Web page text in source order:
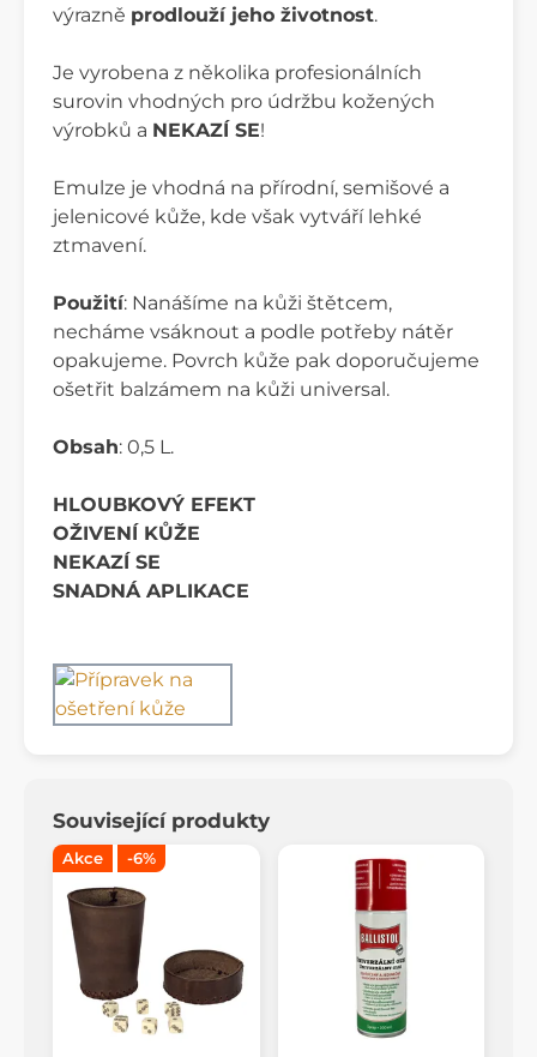
výrazně prodlouží jeho životnost.
Je vyrobena z několika profesionálních
surovin vhodných pro údržbu kožených
výrobků a NEKAZÍ SE!
Emulze je vhodná na přírodní, semišové a
jelenicové kůže, kde však vytváří lehké
ztmavení.
Použití: Nanášíme na kůži štětcem,
necháme vsáknout a podle potřeby nátěr
opakujeme. Povrch kůže pak doporučujeme
ošetřit balzámem na kůži universal.
Obsah: 0,5 L.
HLOUBKOVÝ EFEKT
OŽIVENÍ KŮŽE
NEKAZÍ SE
SNADNÁ APLIKACE
Související produkty
Akce -6%